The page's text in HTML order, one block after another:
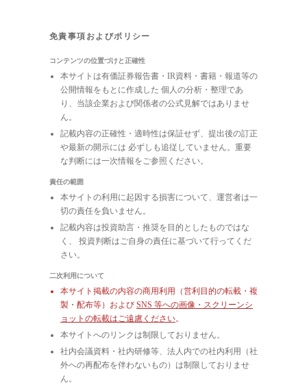
免責事項およびポリシー
コンテンツの位置づけと正確性
本サイトは有価証券報告書・IR資料・書籍・報道等の
公開情報をもとに作成した 個人の分析・整理であ
り、当該企業および関係者の公式見解ではありませ
ん。
記載内容の正確性・適時性は保証せず、提出後の訂正
や最新の開示には 必ずしも追従していません。重要
な判断には一次情報をご参照ください。
責任の範囲
本サイトの利用に起因する損害について、運営者は一
切の責任を負いません。
記載内容は投資助言・推奨を目的としたものではな
く、 投資判断はご自身の責任に基づいて行ってくだ
さい。
二次利用について
本サイト掲載の内容の商用利用（営利目的の転載・複
製・配布等）および SNS 等への画像・スクリーンシ
ョットの転載はご遠慮ください。
本サイトへのリンクは制限しておりません。
社内会議資料・社内研修等、法人内での社内利用（社
外への再配布を伴わないもの）は制限しておりませ
ん。